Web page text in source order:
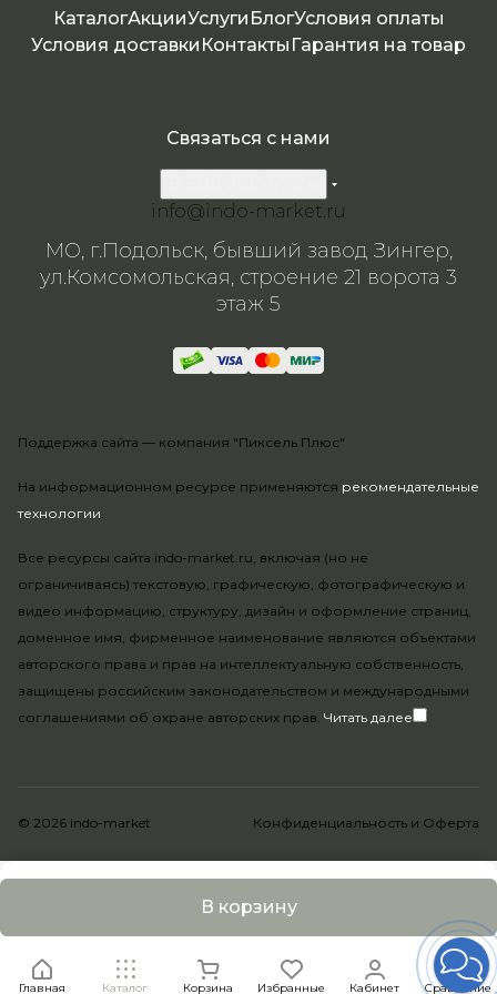
В корзину
Главная Каталог Корзина Избранные Кабинет Сравнение
КаталогАкцииУслуги БлогУсловия оплаты
Условия доставки Контакты Гарантия на товар
На информационном ресурсе применяются рекомендательные
технологии.
Все ресурсы сайта indo-market.ru, включая (но не
ограничиваясь) текстовую, графическую, фотографическую и
видео информацию, структуру, дизайн и оформление страниц,
доменное имя, фирменное наименование являются объектами
авторского права и прав на интеллектуальную собственность,
защищены российским законодательством и международными
соглашениями об охране авторских прав. Читать далее
Связаться с нами
info@indo-market.ru
МО, г.Подольск, бывший завод Зингер,
ул.Комсомольская, строение 21 ворота 3
этаж 5
Поддержка сайта — компания "Пиксель Плюс"
© 2026 indo-market Конфиденциальность и Оферта